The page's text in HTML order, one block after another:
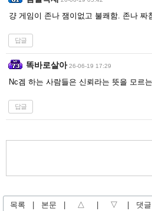
걍 게임이 존나 잼이없고 불쾌함. 존나 짜
답글
똑바로살아 26-06-19 17:29
Nc겜 하는 사람들은 신뢰라는 뜻을 모르
답글
목록 | 본문 | △ | ▽ | 댓글